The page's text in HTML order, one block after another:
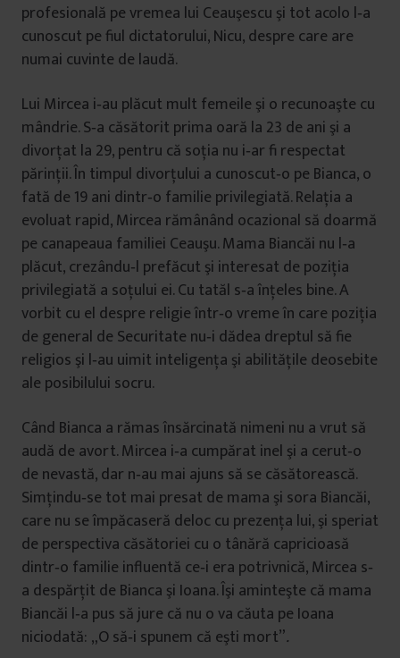
profesională pe vremea lui Ceauşescu şi tot acolo l‐a
cunoscut pe fiul dictatorului, Nicu, despre care are
numai cuvinte de laudă.
Lui Mircea i‐au plăcut mult femeile şi o recunoaşte cu
mândrie. S‐a căsătorit prima oară la 23 de ani şi a
divorţat la 29, pentru că soţia nu i‐ar fi respectat
părinţii. În timpul divorţului a cunoscut‐o pe Bianca, o
fată de 19 ani dintr‐o familie privilegiată. Relaţia a
evoluat rapid, Mircea rămânând ocazional să doarmă
pe canapeaua familiei Ceauşu. Mama Biancăi nu l‐a
plăcut, crezându‐l prefăcut şi interesat de poziţia
privilegiată a soţului ei. Cu tatăl s‐a înţeles bine. A
vorbit cu el despre religie într‐o vreme în care poziţia
de general de Securitate nu‐i dădea dreptul să fie
religios şi l‐au uimit inteligenţa şi abilităţile deosebite
ale posibilului socru.
Când Bianca a rămas însărcinată nimeni nu a vrut să
audă de avort. Mircea i‐a cumpărat inel şi a cerut‐o
de nevastă, dar n‐au mai ajuns să se căsătorească.
Simţindu‐se tot mai presat de mama şi sora Biancăi,
care nu se împăcaseră deloc cu prezenţa lui, şi speriat
de perspectiva căsătoriei cu o tânără capricioasă
dintr‐o familie influentă ce‐i era potrivnică, Mircea s‐
a despărţit de Bianca şi Ioana. Îşi aminteşte că mama
Biancăi l‐a pus să jure că nu o va căuta pe Ioana
niciodată: „O să‐i spunem că eşti mort”.